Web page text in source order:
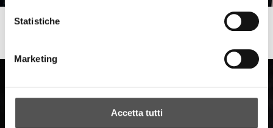
Statistiche
Marketing
Accetta tutti